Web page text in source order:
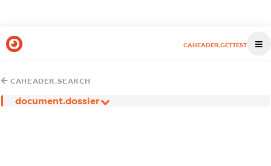
CAHEADER.GETTEST
CAHEADER.SEARCH
document.dossier